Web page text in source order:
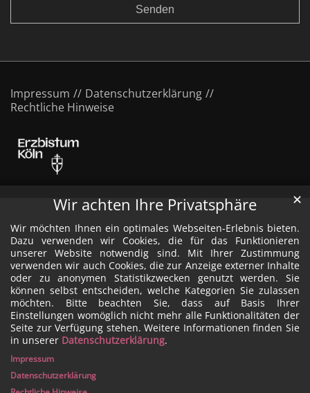
Wir achten Ihre Privatsphäre
Wir möchten Ihnen ein optimales Webseiten-Erlebnis bieten.
Dazu verwenden wir Cookies, die für das Funktionieren
unserer Website notwendig sind. Mit Ihrer Zustimmung
verwenden wir auch Cookies, die zur Anzeige externer Inhalte
oder zu anonymen Statistikzwecken genutzt werden. Sie
können selbst entscheiden, welche Kategorien Sie zulassen
möchten. Bitte beachten Sie, dass auf Basis Ihrer
Einstellungen womöglich nicht mehr alle Funktionalitäten der
Seite zur Verfügung stehen. Weitere Informationen finden Sie
in unserer Datenschutzerklärung.
✕
Impressum
Datenschutzerklärung
Impressum
Datenschutzerklärung
Rechtliche Hinweise